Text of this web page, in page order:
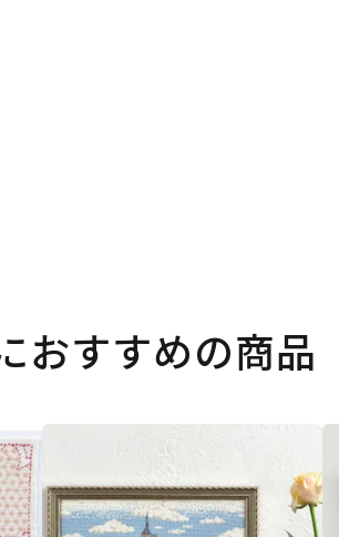
おすすめの商品